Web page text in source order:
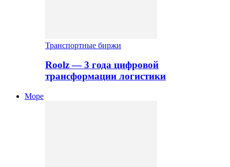
Транспортные биржи
Roolz — 3 года цифровой
трансформации логистики
Море